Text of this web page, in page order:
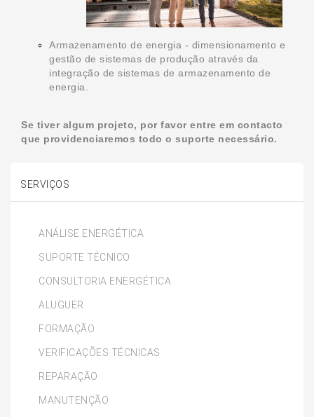
SERVIÇOS
ANÁLISE ENERGÉTICA
SUPORTE TÉCNICO
CONSULTORIA ENERGÉTICA
ALUGUER
FORMAÇÃO
VERIFICAÇÕES TÉCNICAS
REPARAÇÃO
MANUTENÇÃO
Armazenamento de energia - dimensionamento e
gestão de sistemas de produção através da
integração de sistemas de armazenamento de
energia.
Se tiver algum projeto, por favor entre em contacto
que providenciaremos todo o suporte necessário.